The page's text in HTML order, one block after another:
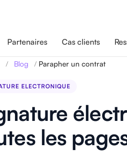
Partenaires Cas clients
/ Blog / Parapher un contrat
ELECTRONIQUE
les